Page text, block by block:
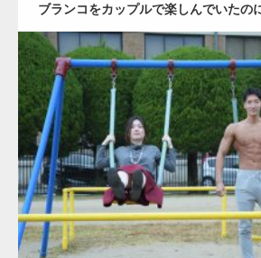
ブランコをカップルで楽しんでいたの
ーズをするマッチョ
Update: 2021.07.6
Category:公園のマッチョ その他 AKIHITO(細
ダウンロード